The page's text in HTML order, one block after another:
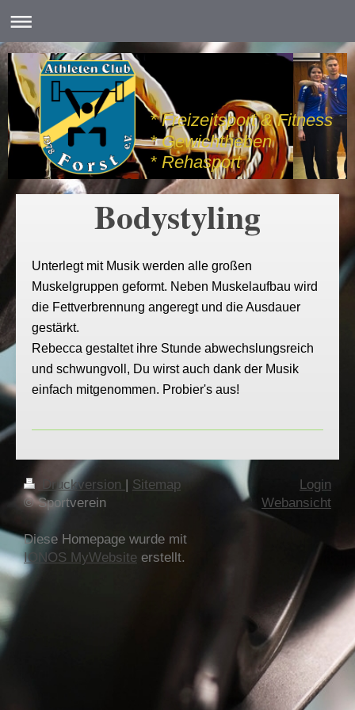
* Freizeitsport & Fitness
* Gewichtheben
* Rehasport
Bodystyling
Unterlegt mit Musik werden alle großen
Muskelgruppen geformt. Neben Muskelaufbau wird
die Fettverbrennung angeregt und die Ausdauer
gestärkt.
Rebecca gestaltet ihre Stunde abwechslungsreich
und schwungvoll, Du wirst auch dank der Musik
einfach mitgenommen. Probier's aus!
Druckversion | Sitemap
© Sportverein
Diese Homepage wurde mit
IONOS MyWebsite erstellt.
Login
Webansicht